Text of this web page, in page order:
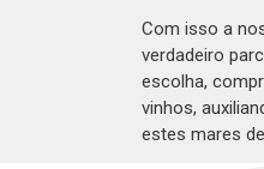
Com isso a
verdadeiro
escolha,
vinhos,
estes mares